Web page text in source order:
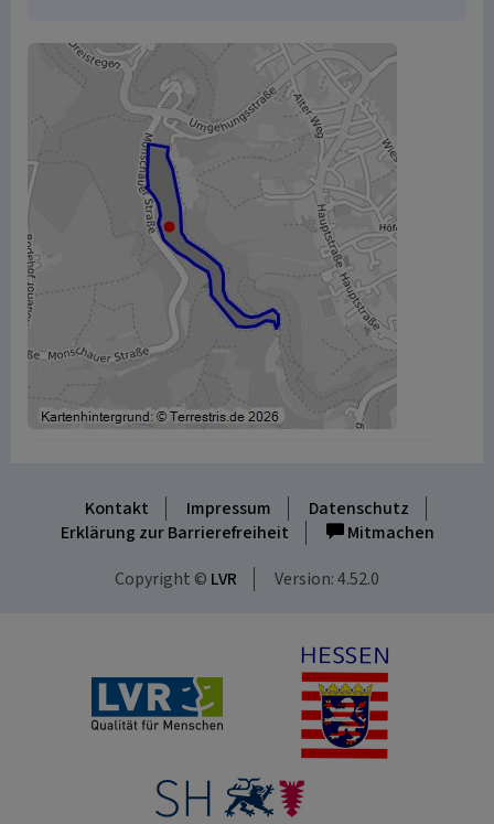
Kontakt Impressum
Datenschutz
Erklärung zur Barrierefreiheit
Mitmachen
Copyright © LVR Version: 4.52.0